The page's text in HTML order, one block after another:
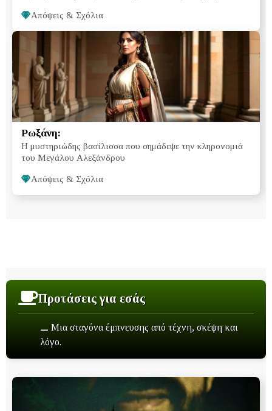
Απόψεις & Σχόλια
Ρωξάνη:
Η μυστηριώδης βασίλισσα που σημάδεψε την κληρονομιά
του Μεγάλου Αλεξάνδρου
Απόψεις & Σχόλια
Προτάσεις για εσάς
⚊ Μια σταγόνα έμπνευσης από τέχνη, σκέψη και
λόγο.